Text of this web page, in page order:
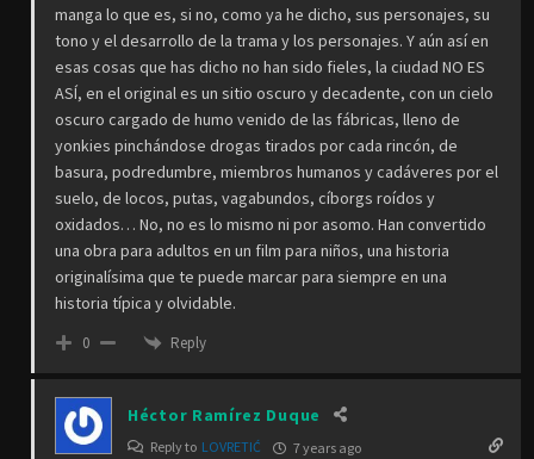
manga lo que es, si no, como ya he dicho, sus personajes, su
tono y el desarrollo de la trama y los personajes. Y aún así en
esas cosas que has dicho no han sido fieles, la ciudad NO ES
ASÍ, en el original es un sitio oscuro y decadente, con un cielo
oscuro cargado de humo venido de las fábricas, lleno de
yonkies pinchándose drogas tirados por cada rincón, de
basura, podredumbre, miembros humanos y cadáveres por el
suelo, de locos, putas, vagabundos, cíborgs roídos y
oxidados… No, no es lo mismo ni por asomo. Han convertido
una obra para adultos en un film para niños, una historia
originalísima que te puede marcar para siempre en una
historia típica y olvidable.
0 Reply
Héctor Ramírez Duque
Reply to LOVRETIĆ 7 years ago